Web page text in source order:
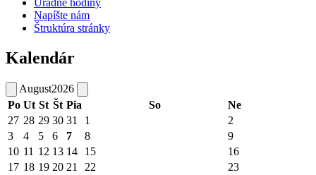
Napíšte nám
Štruktúra stránky
Kalendár
August2026
Po Ut St Št Pia So
Ne
27 28 29 30 31 1
2
3
4 5 6 7 8
9
10 11 12 13 14 15
16
17 18 19 20 21 22 23